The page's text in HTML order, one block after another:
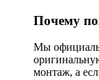
Почему
Мы
монтаж, а